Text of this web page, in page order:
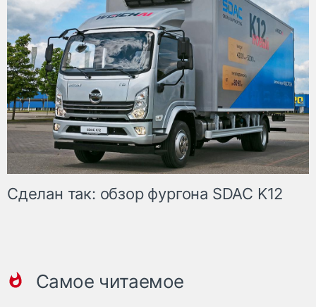
Сделан так: обзор фургона SDAC K12
Самое читаемое